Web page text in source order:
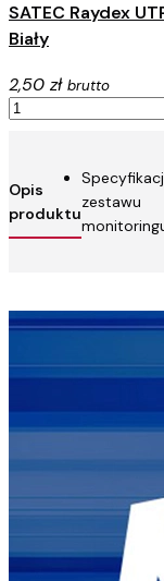
SATEC Raydex
Biały
2,50 zł brutto
Opis
produktu
zestawu